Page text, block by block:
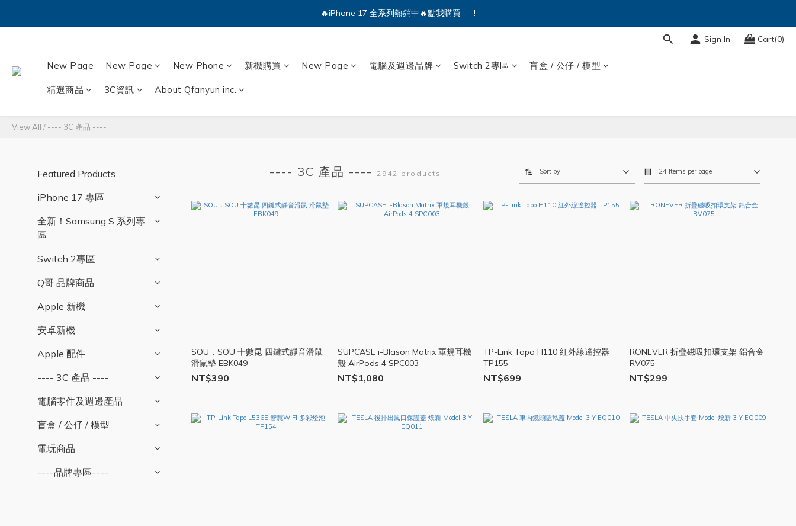
🔥iPhone 17 全系列熱銷中🔥點我購買 — !
🔥iPhone 17 全系列熱銷中🔥點我購買 — !
🔥iPhone 17 全系列熱銷中🔥點我購買 — !
Sign In Cart(0)
New Page New Page New Phone 新機購買 New Page 電腦及週邊品牌 Switch 2專區 盲盒 / 公仔 / 模型
精選商品 3C資訊 About Qfanyun inc.
View All / ---- 3C 產品 ----
Featured Products
iPhone 17 專區
全新！Samsung S 系列專
區
Switch 2專區
Q哥 品牌商品
Apple 新機
安卓新機
Apple 配件
---- 3C 產品 ----
電腦零件及週邊產品
盲盒 / 公仔 / 模型
電玩商品
----品牌專區----
---- 3C 產品 ---- 2942 products Sort by 24 Items per page
SOU．SOU 十數昆 四鍵式靜音滑鼠
滑鼠墊 EBK049
NT$390
SUPCASE i-Blason Matrix 軍規耳機
殼 AirPods 4 SPC003
NT$1,080
TP-Link Tapo H110 紅外線遙控器
TP155
NT$699
RONEVER 折疊磁吸扣環支架 鋁合金
RV075
NT$299